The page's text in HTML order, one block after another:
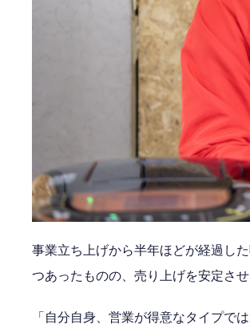
事業立ち上げから半年ほどが経過し
つあったものの、売り上げを安定さ
「自分自身、営業が得意なタイプで